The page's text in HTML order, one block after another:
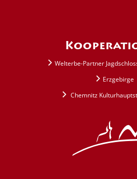
Welterbe-Partner
Erzgebirge
Chemnitz